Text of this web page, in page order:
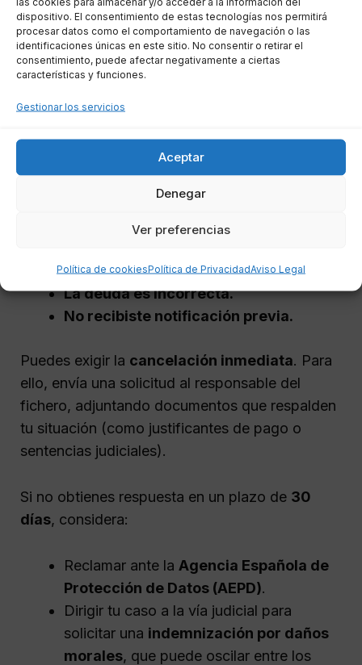
dispositivo. El consentimiento de estas tecnologías nos permitirá
procesar datos como el comportamiento de navegación o las
identificaciones únicas en este sitio. No consentir o retirar el
consentimiento, puede afectar negativamente a ciertas
características y funciones.
Gestionar los servicios
Aceptar
Denegar
Ver preferencias
Política de cookiesPolítica de PrivacidadAviso Legal
Cómo ejercer tu derecho a la
rectificación o cancelaciónde la deuda
si consideras que no es válida.
¿Qué hacer si tu inclusión en
Si tras la consulta te das cuenta de que
apareces como moroso y:
Ya has pagado la deuda.
La deuda es incorrecta.
No recibiste notificación previa.
Puedes exigir la cancelación inmediata. Para
ello, envía una solicitud al responsable del
fichero, adjuntando documentos que respalden
tu situación (como justificantes de pago o
sentencias judiciales).
Si no obtienes respuesta en un plazo de 30
días, considera:
Reclamar ante la Agencia Española de
Protección de Datos (AEPD).
Dirigir tu caso a la vía judicial para
solicitar una indemnización por daños
morales, que puede oscilar entre los